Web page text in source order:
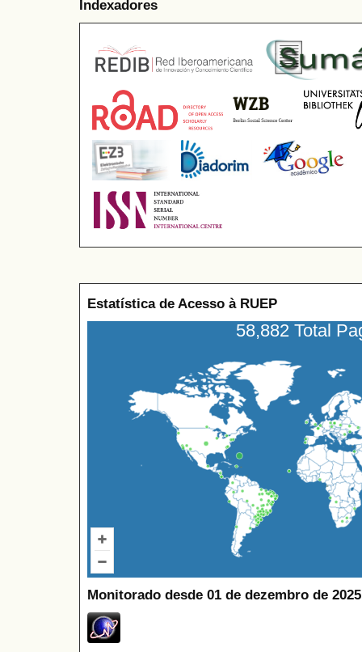
Indexadores
Estatística de Acesso à RUEP
58,882 Total
Monitorado desde 01 de dezembro de